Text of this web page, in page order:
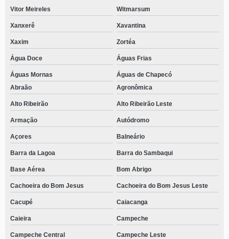
Vitor Meireles Witmarsum
Xanxerê Xavantina
Xaxim Zortéa
Água Doce Águas Frias
Águas Mornas
Águas de Chapecó
Abraão
Agronômica
Alto Ribeirão Alto Ribeirão Leste
Armação Autódromo
Açores Balneário
Barra da Lagoa Barra do Sambaqui
Base Aérea Bom Abrigo
Cachoeira do Bom Jesus Cachoeira do Bom Jesus Leste
Cacupé Caiacanga
Caieira Campeche
Campeche Central Campeche Leste